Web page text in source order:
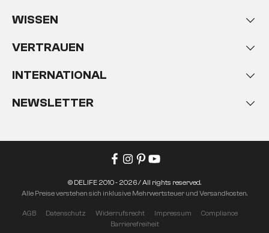
WISSEN
VERTRAUEN
INTERNATIONAL
NEWSLETTER
AGB Datenschutz Widerrufsrecht Impressum
Compliance
Barrierefreiheit
© DELIFE 2010 - 2026 / All rights reserved.
Alle Preise verstehen sich inklusive Mehrwertsteuer und Versandkosten.